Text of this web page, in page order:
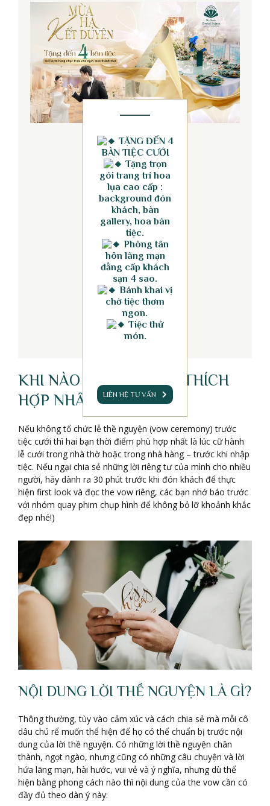
TẶNG ĐẾN 4
BÀN TIỆC CƯỚI
Tặng trọn
gói trang trí hoa
lụa cao cấp :
background đón
khách, bàn
gallery, hoa bàn
tiệc.
Phòng tân
hôn lãng mạn
đẳng cấp khách
sạn 4 sao.
Bánh khai vị
chờ tiệc thơm
ngon.
Tiệc thử
món.
LIÊN HỆ TƯ VẤN
KHI NÀO ĐỌC VOW LÀ THÍCH
HỢP NHẤT
Nếu không tổ chức lễ thề nguyện (vow ceremony) trước
tiệc cưới thì hai bạn thời điểm phù hợp nhất là lúc cữ hành
lễ cưới trong nhà thờ hoặc trong nhà hàng – trước khi nhập
tiệc. Nếu ngại chia sẻ những lời riêng tư của mình cho nhiều
người, hãy dành ra 30 phút trước khi đón khách để thực
hiện first look và đọc the vow riêng, các bạn nhớ báo trước
với nhóm quay phim chụp hình để không bỏ lỡ khoảnh khắc
đẹp nhé!)
NỘI DUNG LỜI THỀ NGUYỆN LÀ GÌ?
Thông thường, tùy vào cảm xúc và cách chia sẻ mà mỗi cô
dâu chú rể muốn thể hiện để họ có thể chuẩn bị trước nội
dung của lời thề nguyện. Có những lời thề nguyện chân
thành, ngọt ngào, nhưng cũng có những câu chuyện và lời
hứa lãng mạn, hài hước, vui vẻ và ý nghĩa, nhưng dù thể
hiện bằng phong cách nào thì nội dung của the vow cần có
đầy đủ theo dàn ý này: